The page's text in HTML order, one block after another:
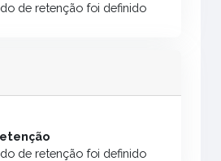
de retenção foi definido
de retenção foi definido